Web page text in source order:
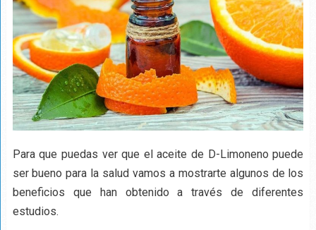
Para que puedas ver que el aceite de D-Limoneno puede
ser bueno para la salud vamos a mostrarte algunos de los
beneficios que han obtenido a través de diferentes
estudios.